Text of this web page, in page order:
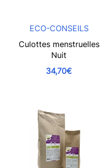
ECO-CONSEILS
Culottes menstruelles
Nuit
34,70€